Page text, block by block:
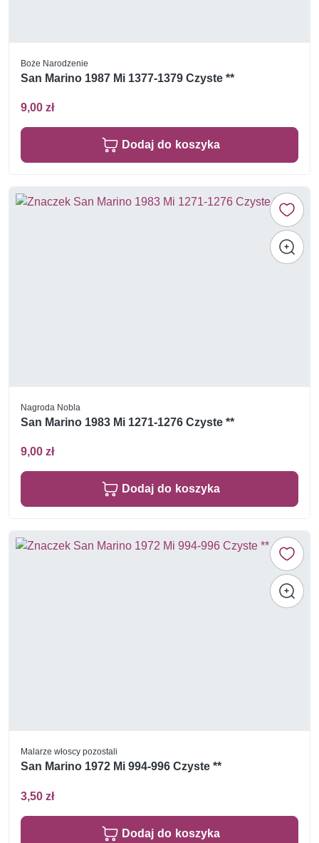
Boże Narodzenie
San Marino 1987 Mi 1377-1379 Czyste **
9,00 zł
Dodaj do koszyka
Nagroda Nobla
San Marino 1983 Mi 1271-1276 Czyste **
9,00 zł
Dodaj do koszyka
Malarze włoscy pozostali
San Marino 1972 Mi 994-996 Czyste **
3,50 zł
Dodaj do koszyka